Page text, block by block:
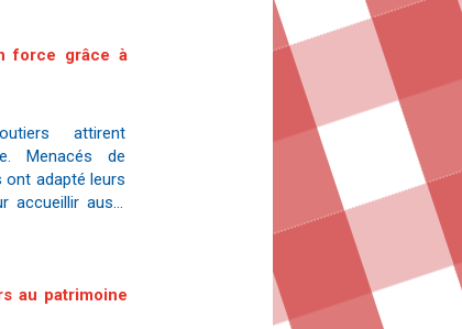
force grâce à
attirent
Menacés de
ont adapté leurs
accueillir aussi
au patrimoine